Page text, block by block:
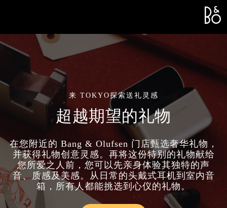
来 TOKYO探索送礼灵感
超越期望的礼物
在您附近的 Bang & Olufsen 门店甄选奢华礼物，
并获得礼物创意灵感。再将这份特别的礼物献给
您所爱之人前，您可以先亲身体验其独特的声
音、质感及美感。从日常的头戴式耳机到室内音
箱，所有人都能挑选到心仪的礼物。